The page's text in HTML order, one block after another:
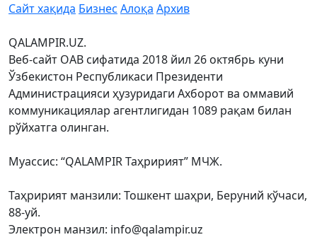
Сайт хақида Бизнес Алоқа Архив
QALAMPIR.UZ.
Веб-сайт ОАВ сифатида 2018 йил 26 октябрь куни
Ўзбекистон Республикаси Президенти
Администрацияси ҳузуридаги Ахборот ва оммавий
коммуникациялар агентлигидан 1089 рақам билан
рўйхатга олинган.
Муассис: “QALAMPIR Таҳририят” МЧЖ.
Таҳририят манзили: Тошкент шаҳри, Беруний кўчаси,
88-уй.
Электрон манзил: info@qalampir.uz